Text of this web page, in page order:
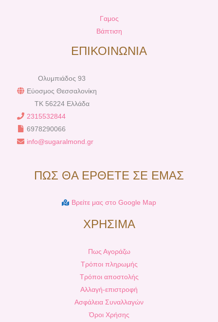
Γαμος
Βάπτιση
ΕΠΙΚΟΙΝΩΝΙΑ
Ολυμπιάδος 93
Εύοσμος Θεσσαλονίκη
TK 56224 Ελλάδα
2315532844
6978290066
info@sugaralmond.gr
ΠΩΣ ΘΑ ΕΡΘΕΤΕ ΣΕ ΕΜΑΣ
Βρείτε μας στο Google Map
ΧΡΗΣΙΜΑ
Πως Αγοράζω
Τρόποι πληρωμής
Τρόποι αποστολής
Αλλαγή-επιστροφή
Ασφάλεια Συναλλαγών
Όροι Χρήσης